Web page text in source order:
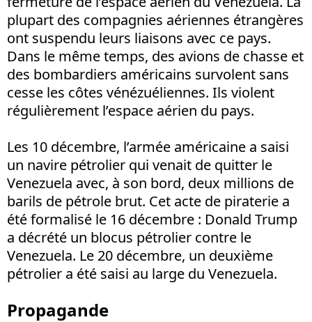
plupart des compagnies aériennes étrangères
ont suspendu leurs liaisons avec ce pays.
Dans le même temps, des avions de chasse et
des bombardiers américains survolent sans
cesse les côtes vénézuéliennes. Ils violent
régulièrement l’espace aérien du pays.
Les 10 décembre, l’armée américaine a saisi
un navire pétrolier qui venait de quitter le
Venezuela avec, à son bord, deux millions de
barils de pétrole brut. Cet acte de piraterie a
été formalisé le 16 décembre : Donald Trump
a décrété un blocus pétrolier contre le
Venezuela. Le 20 décembre, un deuxième
pétrolier a été saisi au large du Venezuela.
Propagande